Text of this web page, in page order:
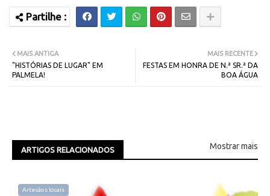
MAIS RECENTE
FESTAS EM HONRA DE N.ª SR.ª DA
BOA ÁGUA
MAIS ANTIGA
"HISTÓRIAS DE LUGAR" EM
PALMELA!
ARTIGOS RELACIONADOS Mostrar mais
Artesãos locais